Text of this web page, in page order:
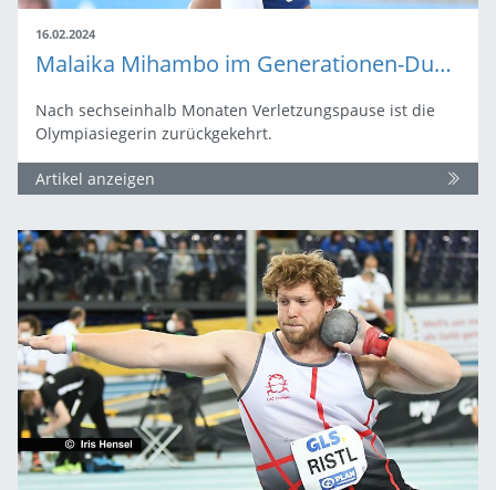
16.02.2024
Malaika Mihambo im Generationen-Duell zum 14. DM-Titel?
Nach sechseinhalb Monaten Verletzungspause ist die
Olympiasiegerin zurückgekehrt.
Artikel anzeigen